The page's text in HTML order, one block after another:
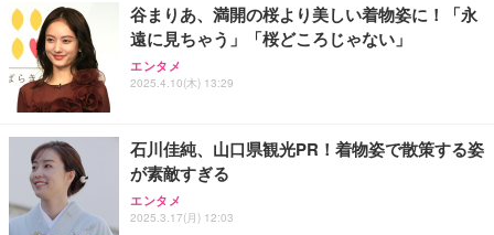
谷まりあ、満開の桜より美しい着物姿に！「永
遠に見ちゃう」「桜どころじゃない」
エンタメ
2025.4.10(木) 13:29
石川佳純、山口県観光PR！着物姿で散策する姿
が素敵すぎる
エンタメ
2025.3.17(月) 12:03